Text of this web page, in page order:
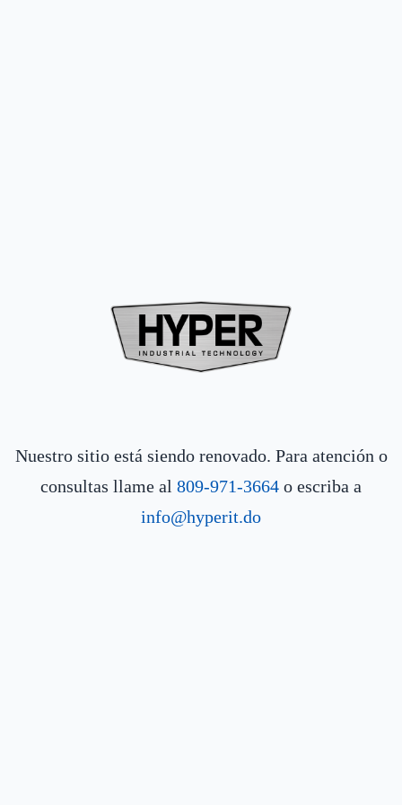
Nuestro sitio está siendo renovado. Para atención o
consultas llame al 809-971-3664 o escriba a
info@hyperit.do